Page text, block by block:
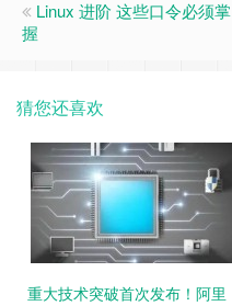
Linux 进阶 这些口令必须掌
握
猜您还喜欢
重大技术突破首次发布！阿里